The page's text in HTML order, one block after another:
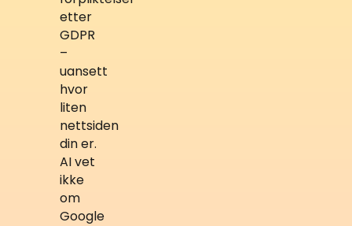
etter
GDPR
–
uansett
hvor
liten
nettsiden
din er.
AI vet
ikke
om
Google